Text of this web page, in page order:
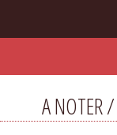
A NOTER